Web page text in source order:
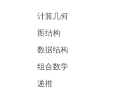
计算几何
图结构
数据结构
组合数学
递推